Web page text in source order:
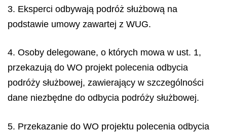
3. Eksperci odbywają podróż służbową na
podstawie umowy zawartej z WUG.
4. Osoby delegowane, o których mowa w ust. 1,
przekazują do WO projekt polecenia odbycia
podróży służbowej, zawierający w szczególności
dane niezbędne do odbycia podróży służbowej.
5. Przekazanie do WO projektu polecenia odbycia